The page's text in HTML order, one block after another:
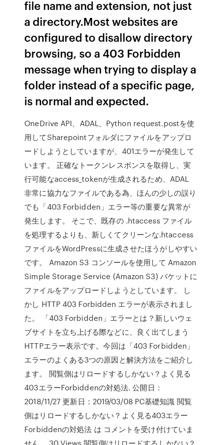
file name and extension, not just
a directory.Most websites are
configured to disallow directory
browsing, so a 403 Forbidden
message when trying to display a
folder instead of a specific page,
is normal and expected.
OneDrive API、ADAL、Python request.postを使
用してSharepointフォルダにファイルをアップロ
ードしようとしていますが、401エラーが発生して
います。 正確なトークンレスポンスを取得し、実
行可能なaccess_tokenが生成されるため、ADAL
非常に協力なファイルである為、ほんの少しの誤り
でも「403 Forbidden」エラー等の重要な異常が
発生します。 そこで、既存の .htaccess ファイル
を処理するよりも、新しくてクリーンな.htaccess
ファイルをWordPressに生成させたほうがしやすい
です。 Amazon S3 コンソールを使用して Amazon
Simple Storage Service (Amazon S3) バケットに
ファイルをアップロードしようとしています。 し
かし HTTP 403 Forbidden エラーが表示されまし
た。 「403 Forbidden」エラーとは？新しいウェ
ブサイトを立ち上げる際などに、良く出てしまう
HTTPエラー表示です。今回は「403 Forbidden」
エラーのよくある3つの原因と解決方法をご紹介し
ます。 閲覧側はリロードするしかない？よく見る
403エラーForbiddenの対処法. 公開日：
2018/11/27 更新日：2019/03/08 PC基礎知識 閲覧
側はリロードするしかない？よく見る403エラー
Forbiddenの対処法 は コメントを受け付けていま
せん。 30 Views 閲覧側はリロードするしかない？